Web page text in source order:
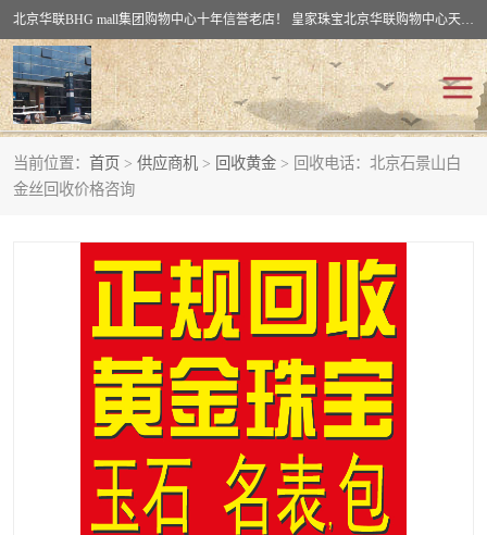
北京华联BHG mall集团购物中心十年信誉老店！ 皇家珠宝北京华联购物中心天时名苑店竭诚欢迎您。 北京市通州区（八通线）通州北苑地铁华联购物中心一层皇家珠宝 北京皇家珠宝通州黄金回收黄金首饰加工店（八通线: 通州北苑地铁华联店）：通州区通州北苑地铁华联购物中心一层皇家珠宝。
当前位置： 首页 > 供应商机 > 回收黄金 > 回收电话：北京石景山白
金丝回收价格咨询
回收黄金
回收钯金 回收钻石
回收翡翠玉石